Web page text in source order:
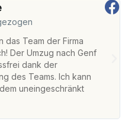
das Team der Firma
Der Umzug nach Genf
dank der
des Teams. Ich kann
uneingeschränkt